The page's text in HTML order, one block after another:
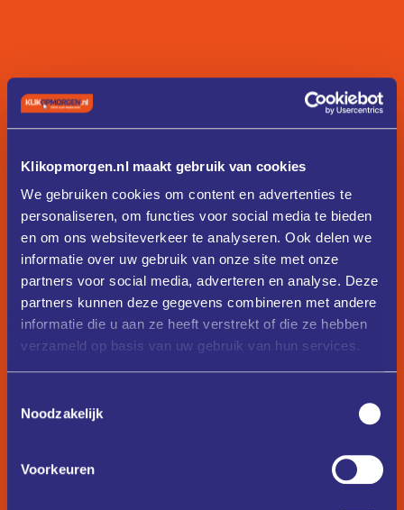
Klikopmorgen.nl maakt gebruik van cookies
We gebruiken cookies om content en advertenties te
personaliseren, om functies voor social media te bieden
en om ons websiteverkeer te analyseren. Ook delen we
informatie over uw gebruik van onze site met onze
partners voor social media, adverteren en analyse. Deze
partners kunnen deze gegevens combineren met andere
informatie die u aan ze heeft verstrekt of die ze hebben
verzameld op basis van uw gebruik van hun services.
Noodzakelijk
Voorkeuren